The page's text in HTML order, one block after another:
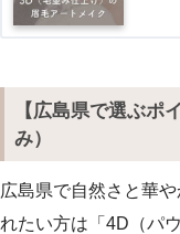
【広島県で選ぶポ
み）
広島県で自然さと華
れたい方は「4D（パ